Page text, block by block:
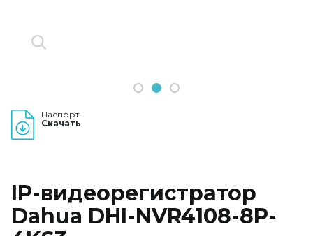
1 2 3
Паспорт
Скачать
IP-видеорегистратор
Dahua DHI-NVR4108-8P-